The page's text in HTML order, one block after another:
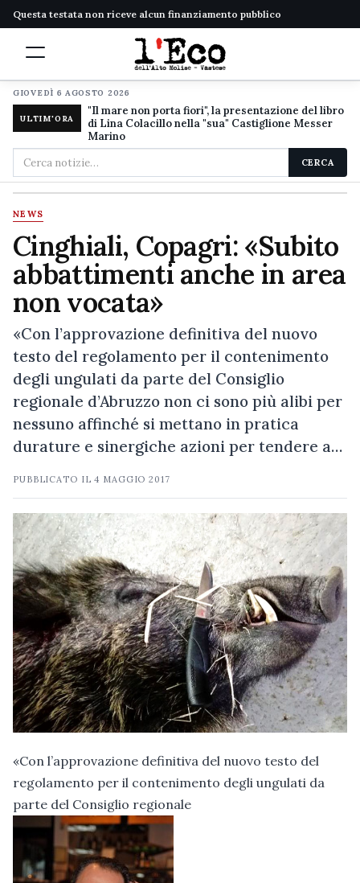
Questa testata non riceve alcun finanziamento pubblico
GIOVEDÌ 6 AGOSTO 2026
ULTIM'ORA
"Il mare non porta fiori", la presentazione del libro
di Lina Colacillo nella "sua" Castiglione Messer
Marino
Cerca
nel
sito
CERCA
NEWS
Cinghiali, Copagri: «Subito
abbattimenti anche in area
non vocata»
«Con l’approvazione definitiva del nuovo
testo del regolamento per il contenimento
degli ungulati da parte del Consiglio
regionale d’Abruzzo non ci sono più alibi per
nessuno affinché si mettano in pratica
durature e sinergiche azioni per tendere a…
PUBBLICATO IL4 MAGGIO 2017
«Con l’approvazione definitiva del nuovo testo del
regolamento per il contenimento degli ungulati da
parte del Consiglio regionale